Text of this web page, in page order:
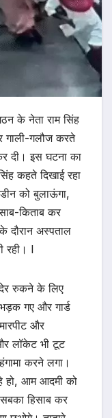
के नेता राम सिंह
गाली-गलौज करते
दी। इस घटना का
कहते दिखाई रहा
को बुलाऊंगा,
किताब कर
दौरान अस्पताल
रही। l
देर रुकने के लिए
गए और गार्ड
और
लॉकेट भी टूट
करने लगा।
हो, आम आदमी को
हिसाब कर